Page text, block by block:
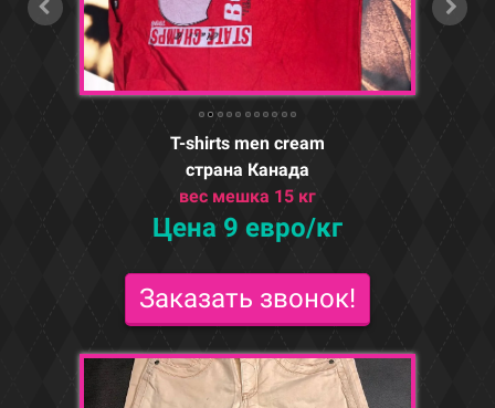
T-shirts men cream
страна Канада
вес мешка 15 кг
Цена 9 евро/кг
Заказать звонок!